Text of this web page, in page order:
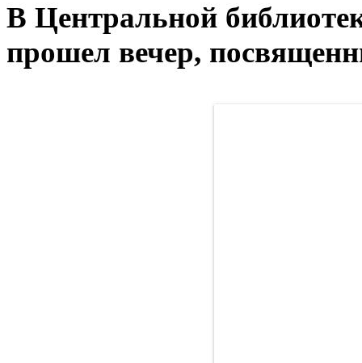
В Центральной
прошел вечер,